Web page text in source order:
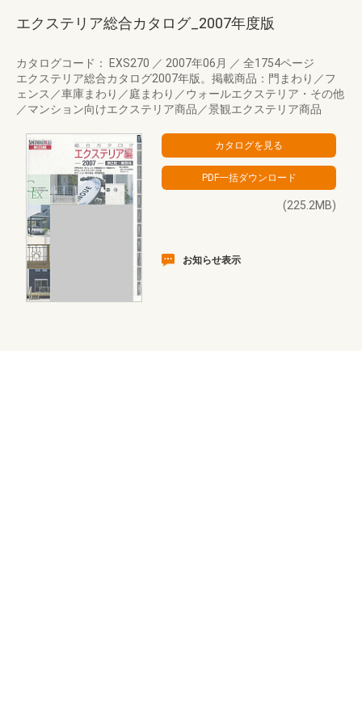
エクステリア総合カタログ_2007年度版
カタログコード： EXS270 ／ 2007年06月 ／ 全1754ページ
エクステリア総合カタログ2007年版。掲載商品：門まわり／フ
ェンス／車庫まわり／庭まわり／ウォールエクステリア・その他
／マンション向けエクステリア商品／景観エクステリア商品
(225.2MB)
お知らせ表示